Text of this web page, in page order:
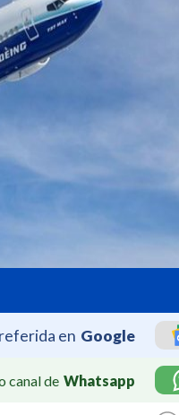
en Google
canal de Whatsapp